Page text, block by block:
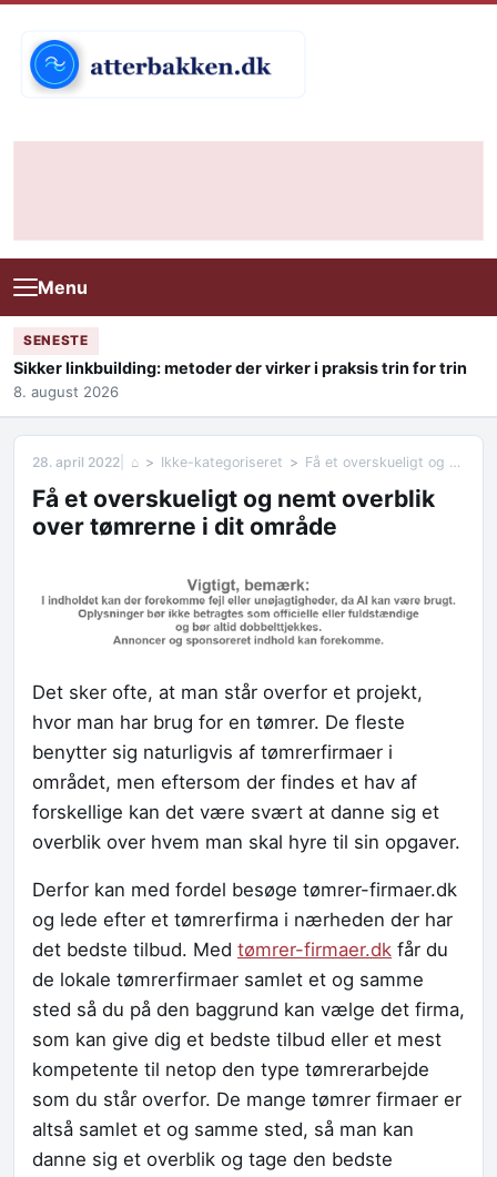
Menu
SENESTE
Sikker linkbuilding: metoder der virker i praksis trin for trin
8. august 2026
28. april 2022 ⌂ Ikke-kategoriseret Få et overskueligt og nemt overblik over tømrerne i dit område
Få et overskueligt og nemt overblik
over tømrerne i dit område
Det sker ofte, at man står overfor et projekt,
hvor man har brug for en tømrer. De fleste
benytter sig naturligvis af tømrerfirmaer i
området, men eftersom der findes et hav af
forskellige kan det være svært at danne sig et
overblik over hvem man skal hyre til sin opgaver.
Derfor kan med fordel besøge tømrer-firmaer.dk
og lede efter et tømrerfirma i nærheden der har
det bedste tilbud. Med tømrer-firmaer.dk får du
de lokale tømrerfirmaer samlet et og samme
sted så du på den baggrund kan vælge det firma,
som kan give dig et bedste tilbud eller et mest
kompetente til netop den type tømrerarbejde
som du står overfor. De mange tømrer firmaer er
altså samlet et og samme sted, så man kan
danne sig et overblik og tage den bedste